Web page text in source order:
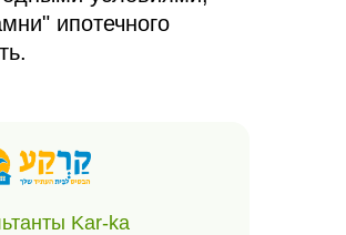
ипотечного
Kar-ka